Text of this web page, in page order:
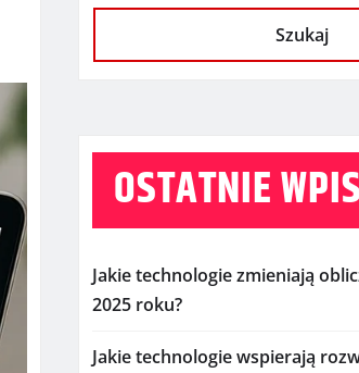
Szukaj
OSTATNIE
Jakie technologie zmieniają
2025 roku?
Jakie technologie wspierają